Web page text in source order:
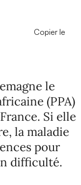
Copier le
le
(PPA)
Si elle
la maladie
pour
difficulté.